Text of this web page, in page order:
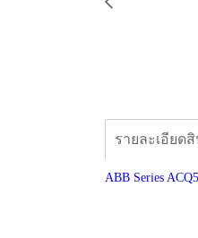
รายละเอียด
ABB Series